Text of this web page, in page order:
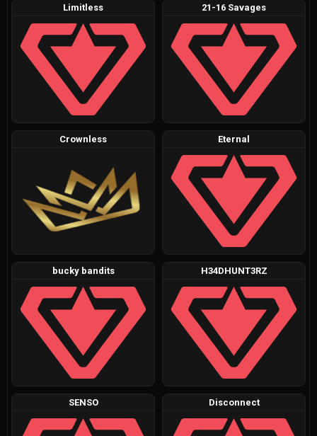
Limitless 21-16 Savages
Crownless Eternal
bucky bandits H34DHUNT3RZ
SENSO Disconnect